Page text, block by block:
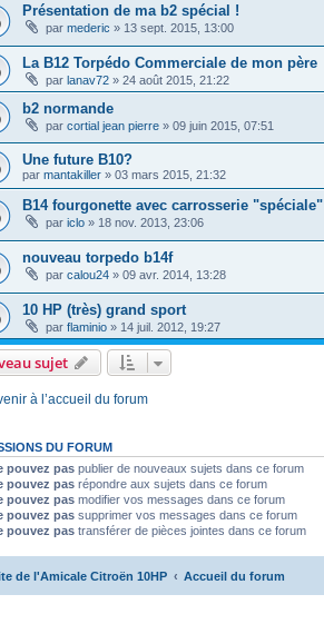
Présentation de ma b2 spécial !
par mederic » 13 sept. 2015, 13:00
La B12 Torpédo Commerciale de mon père
par lanav72 » 24 août 2015, 21:22
b2 normande
par cortial jean pierre » 09 juin 2015, 07:51
Une future B10?
par mantakiller » 03 mars 2015, 21:32
B14 fourgonette avec carrosserie "spéciale"
par iclo » 18 nov. 2013, 23:06
nouveau torpedo b14f
par calou24 » 09 avr. 2014, 13:28
10 HP (très) grand sport
par flaminio » 14 juil. 2012, 19:27
sujet
à l’accueil du forum
DU FORUM
pouvez pas publier de nouveaux sujets dans ce forum
pouvez pas répondre aux sujets dans ce forum
pouvez pas modifier vos messages dans ce forum
pouvez pas supprimer vos messages dans ce forum
pouvez pas transférer de pièces jointes dans ce forum
de l'Amicale Citroën 10HP Accueil du forum